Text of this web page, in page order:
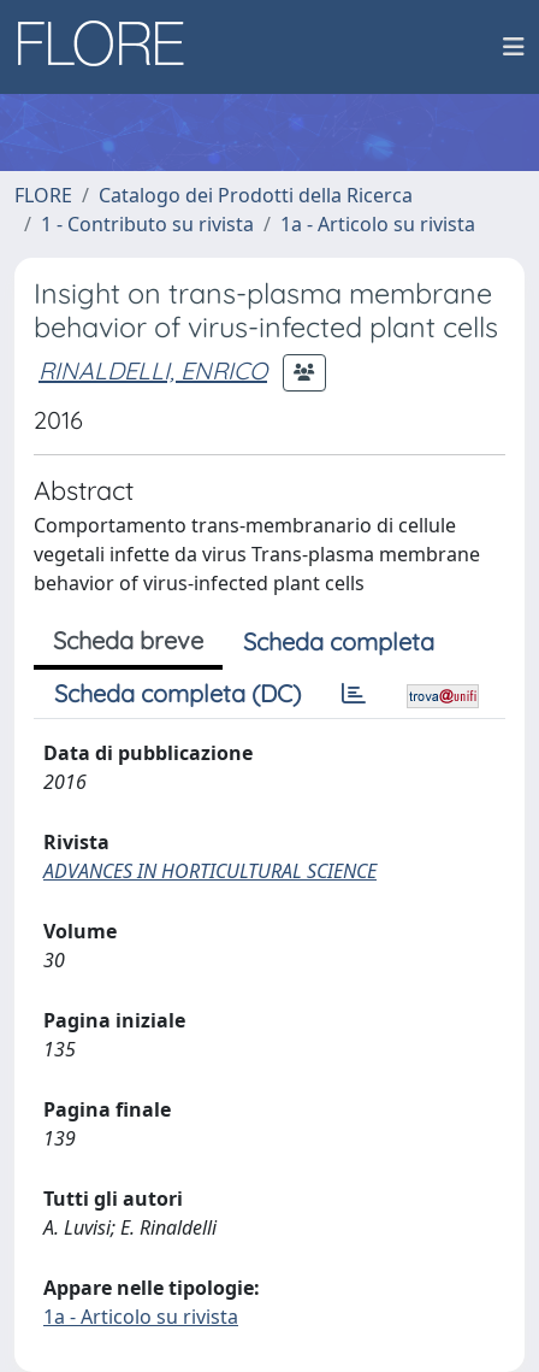
FLORE
Catalogo dei Prodotti della Ricerca
1 - Contributo su rivista
1a - Articolo su rivista
Insight on trans-plasma membrane
behavior of virus-infected plant cells
RINALDELLI, ENRICO
2016
Abstract
Comportamento trans-membranario di cellule
vegetali infette da virus Trans-plasma membrane
behavior of virus-infected plant cells
Scheda breve
Scheda completa
Scheda completa (DC)
Data di pubblicazione
2016
Rivista
ADVANCES IN HORTICULTURAL SCIENCE
Volume
30
Pagina iniziale
135
Pagina finale
139
Tutti gli autori
A. Luvisi; E. Rinaldelli
Appare nelle tipologie:
1a - Articolo su rivista